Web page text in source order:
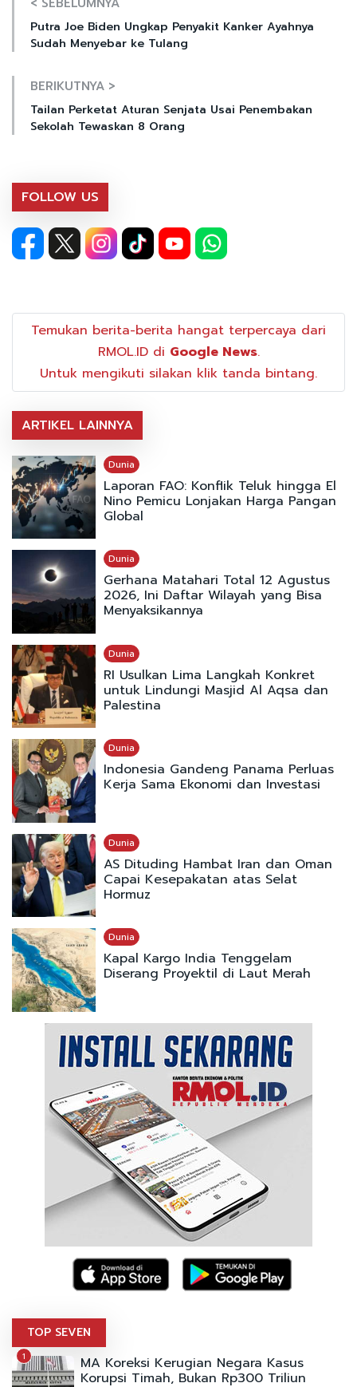
Putra Joe Biden Ungkap Penyakit Kanker Ayahnya
Sudah Menyebar ke Tulang
BERIKUTNYA >
Tailan Perketat Aturan Senjata Usai Penembakan
Sekolah Tewaskan 8 Orang
FOLLOW US
Temukan berita-berita hangat terpercaya dari
RMOL.ID di Google News.
Untuk mengikuti silakan klik tanda bintang.
ARTIKEL LAINNYA
Dunia
Laporan FAO: Konflik Teluk hingga El
Nino Pemicu Lonjakan Harga Pangan
Global
Dunia
Gerhana Matahari Total 12 Agustus
2026, Ini Daftar Wilayah yang Bisa
Menyaksikannya
Dunia
RI Usulkan Lima Langkah Konkret
untuk Lindungi Masjid Al Aqsa dan
Palestina
Dunia
Indonesia Gandeng Panama Perluas
Kerja Sama Ekonomi dan Investasi
Dunia
AS Dituding Hambat Iran dan Oman
Capai Kesepakatan atas Selat
Hormuz
Dunia
Kapal Kargo India Tenggelam
Diserang Proyektil di Laut Merah
TOP SEVEN
1 MA Koreksi Kerugian Negara Kasus
Korupsi Timah, Bukan Rp300 Triliun